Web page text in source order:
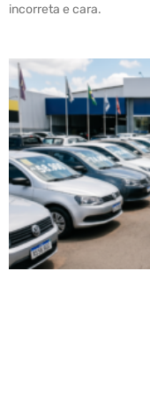
incorreta e cara.